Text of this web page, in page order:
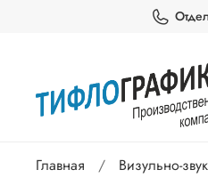
Главная Визульно-